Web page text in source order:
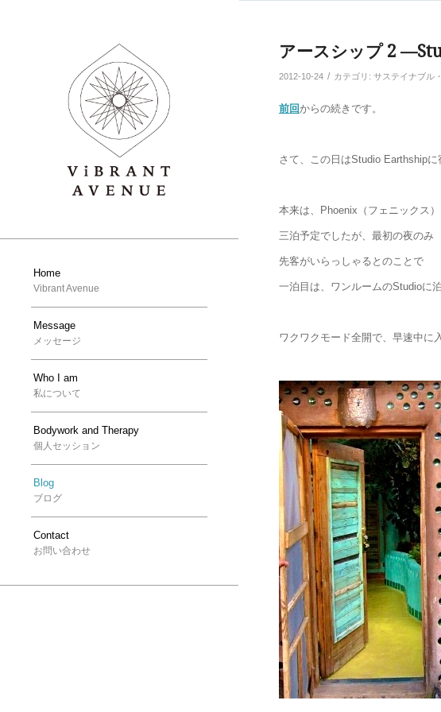
Home
Vibrant Avenue
Message
メッセージ
Who I am
私について
Bodywork and Therapy
個人セッション
Blog
ブログ
Contact
お問い合わせ
アースシップ 2
2012-10-24 / カテゴリ: サステイナブル
前回からの続きです。
さて、この日はStudio Earthshipに
本来は、Phoenix（フェニックス
三泊予定でしたが、最初の夜のみ
先客がいらっしゃるとのことで
一泊目は、ワンルームのStudioに
ワクワクモード全開で、早速中に